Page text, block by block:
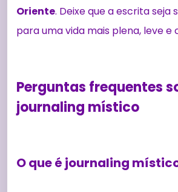
Oriente. Deixe que a escrita seja
para uma vida mais plena, leve e
Perguntas frequentes
journaling místico
O que é journaling